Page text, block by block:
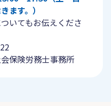
ます。）
いてもお伝えくださ
保険労務士事務所